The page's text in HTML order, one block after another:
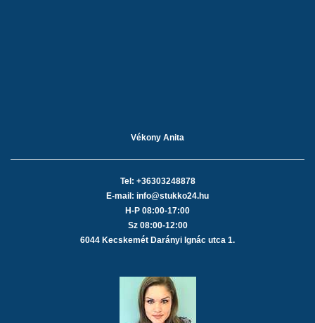
Vékony Anita
Tel: +36303248878
E-mail: info@stukko24.hu
H-P 08:00-17:00
Sz 08:00-12:00
6044 Kecskemét Darányi Ignác utca 1.